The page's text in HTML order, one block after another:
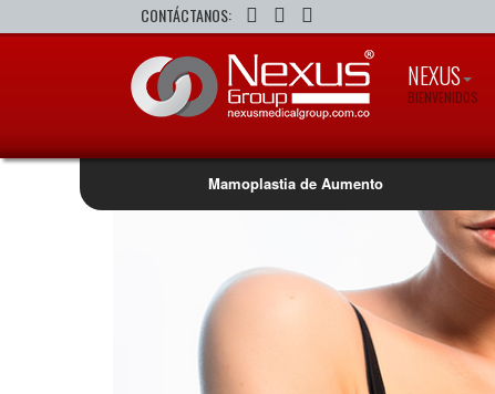
CONTÁCTANOS:
NEXUS
BIENVENIDOS
Mamoplastia de Aumento